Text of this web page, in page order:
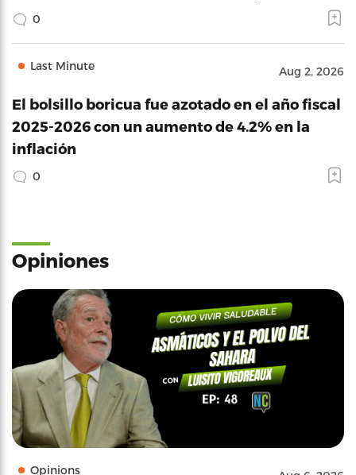
0
Last Minute Aug 2, 2026
El bolsillo boricua fue azotado en el año fiscal
2025-2026 con un aumento de 4.2% en la
inflación
0
Opiniones
Opinions